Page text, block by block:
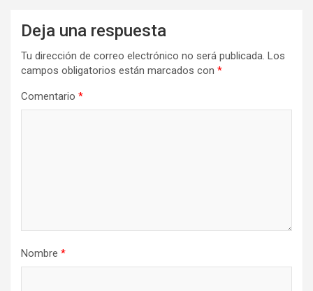
Deja una respuesta
Tu dirección de correo electrónico no será publicada. Los
campos obligatorios están marcados con *
Comentario *
Nombre *